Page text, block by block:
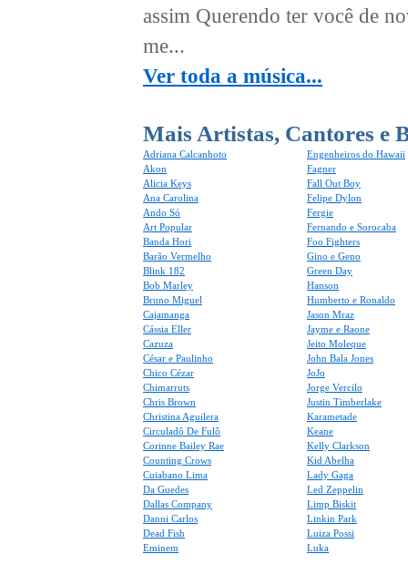
assim Querendo ter você de
me...
Ver toda a música...
Mais Artistas, Cantores e
Adriana Calcanhoto
Akon
Alicia Keys
Ana Carolina
Ando Só
Art Popular
Banda Hori
Barão Vermelho
Blink 182
Bob Marley
Bruno Miguel
Cajamanga
Cássia Eller
Cazuza
César e Paulinho
Chico Cézar
Chimarruts
Chris Brown
Christina Aguilera
Circuladô De Fulô
Corinne Bailey Rae
Counting Crows
Cuiabano Lima
Da Guedes
Dallas Company
Danni Carlos
Dead Fish
Eminem
Engenheiros do Hawaii
Fagner
Fall Out Boy
Felipe Dylon
Fergie
Fernando e Sorocaba
Foo Fighters
Gino e Geno
Green Day
Hanson
Humberto e Ronaldo
Jason Mraz
Jayme e Raone
Jeito Moleque
John Bala Jones
JoJo
Jorge Vercilo
Justin Timberlake
Karametade
Keane
Kelly Clarkson
Kid Abelha
Lady Gaga
Led Zeppelin
Limp Biskit
Linkin Park
Luiza Possi
Luka